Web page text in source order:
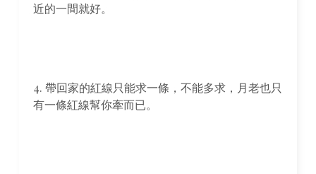
近的一間就好。
4. 帶回家的紅線只能求一條，不能多求，月老也只
有一條紅線幫你牽而已。